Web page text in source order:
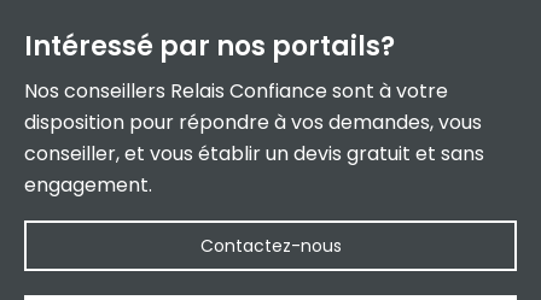
Intéressé par nos portails?
Nos conseillers Relais Confiance sont à votre
disposition pour répondre à vos demandes, vous
conseiller, et vous établir un devis gratuit et sans
engagement.
Contactez-nous